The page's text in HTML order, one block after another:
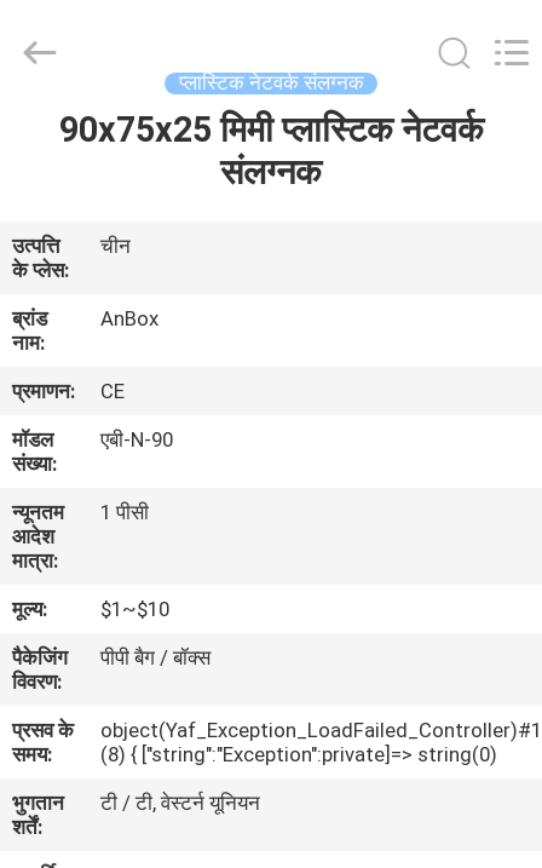
हमारे
बारे
कारखाना
गुणवत्ता
नियंत्रण
संपर्क
करें
एक
उद्धरण
प्लास्टिक नेटवर्क संलग्नक
90x75x25 मिमी प्लास्टिक नेटवर्क
संलग्नक
उत्पत्ति
के प्लेस:
चीन
ब्रांड
नाम:
AnBox
प्रमाणन:
CE
मॉडल
संख्या:
एबी-N-90
न्यूनतम
आदेश
मात्रा:
1 पीसी
मूल्य:
$1~$10
पैकेजिंग
विवरण:
पीपी बैग / बॉक्स
प्रसव के
समय:
(8) { ["string":"Exception":private]=> string(0)
भुगतान
शर्तें:
टी / टी, वेस्टर्न यूनियन